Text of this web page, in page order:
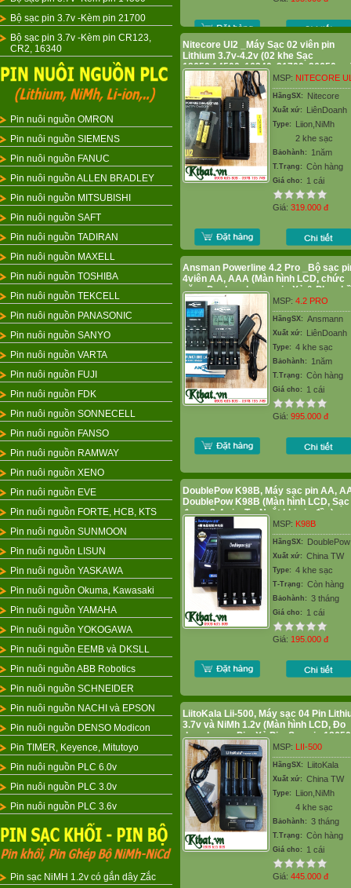
Bộ sạc pin 3.7v -Kèm pin 21700
Bộ sạc pin 3.7v -Kèm pin CR123,
CR2, 16340
Pin nuôi nguồn OMRON
Pin nuôi nguồn SIEMENS
Pin nuôi nguồn FANUC
Pin nuôi nguồn ALLEN BRADLEY
Pin nuôi nguồn MITSUBISHI
Pin nuôi nguồn SAFT
Pin nuôi nguồn TADIRAN
Pin nuôi nguồn MAXELL
Pin nuôi nguồn TOSHIBA
Pin nuôi nguồn TEKCELL
Pin nuôi nguồn PANASONIC
Pin nuôi nguồn SANYO
Pin nuôi nguồn VARTA
Pin nuôi nguồn FUJI
Pin nuôi nguồn FDK
Pin nuôi nguồn SONNECELL
Pin nuôi nguồn FANSO
Pin nuôi nguồn RAMWAY
Pin nuôi nguồn XENO
Pin nuôi nguồn EVE
Pin nuôi nguồn FORTE, HCB, KTS
Pin nuôi nguồn SUNMOON
Pin nuôi nguồn LISUN
Pin nuôi nguồn YASKAWA
Pin nuôi nguồn Okuma, Kawasaki
Pin nuôi nguồn YAMAHA
Pin nuôi nguồn YOKOGAWA
Pin nuôi nguồn EEMB và DKSLL
Pin nuôi nguồn ABB Robotics
Pin nuôi nguồn SCHNEIDER
Pin nuôi nguồn NACHI và EPSON
Pin nuôi nguồn DENSO Modicon
Pin TIMER, Keyence, Mitutoyo
Pin nuôi nguồn PLC 6.0v
Pin nuôi nguồn PLC 3.0v
Pin nuôi nguồn PLC 3.6v
Pin sạc NiMH 1.2v có gắn dây Zắc
Nitecore Ul2 _Máy Sạc 02 viên pin
Lithium 3.7v-4.2v (02 khe Sạc
18650,14500, 16340, 21700,
Cổng sạc USB
MSP: NITECORE
HãngSX: Nitecore
Xuất xứ: LiênDoanh
Type:
Liion,NiMh
2 khe sạc
Bảohành: 1năm
T.Trạng: Còn hàng
Giá cho: 1 cái
Giá: 319.000 đ
Ansman Powerline 4.2 Pro _Bộ sạc
4viên AA, AAA (Màn hình LCD, chức
năng Đo dung lượng pin-Xả & Phục
pin)
MSP: 4.2 PRO
HãngSX: Ansmann
Xuất xứ: LiênDoanh
Type: 4 khe sạc
Bảohành: 1năm
T.Trạng: Còn hàng
Giá cho: 1 cái
Giá: 995.000 đ
DoublePow K98B, Máy sạc pin AA,
DoublePow K98B (Màn hình LCD, Sạc
được 2-4 pin, Tự Ngắt khi pin đầy)
MSP: K98B
HãngSX: DoublePow
Xuất xứ: China TW
Type: 4 khe sạc
T-Trạng: Còn hàng
Bảohành: 3 tháng
Giá cho: 1 cái
Giá: 195.000 đ
LiitoKala Lii-500, Máy sạc 04 Pin
3.7v và NiMh 1.2v (Màn hình LCD, Đo
dung lượng Pin, Xả Pin, Sạc pin
26650, 14500,..)
MSP: LII-500
HãngSX: LiitoKala
Xuất xứ: China TW
Type:
Liion,NiMh
4 khe sạc
Bảohành: 3 tháng
T.Trạng: Còn hàng
Giá cho: 1 cái
Giá: 445.000 đ